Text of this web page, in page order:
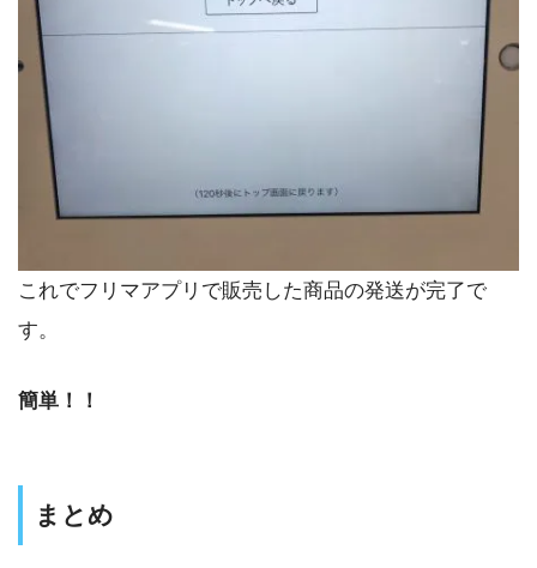
これでフリマアプリで販売した商品の発送が完了で
す。
簡単！！
まとめ